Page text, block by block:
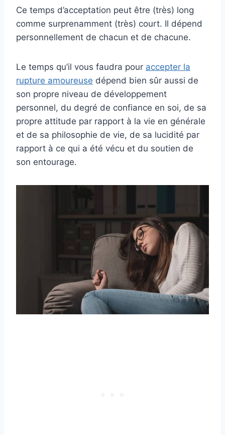
Ce temps d’acceptation peut être (très) long
comme surprenamment (très) court. Il dépend
personnellement de chacun et de chacune.
Le temps qu’il vous faudra pour accepter la
rupture amoureuse dépend bien sûr aussi de
son propre niveau de développement
personnel, du degré de confiance en soi, de sa
propre attitude par rapport à la vie en générale
et de sa philosophie de vie, de sa lucidité par
rapport à ce qui a été vécu et du soutien de
son entourage.